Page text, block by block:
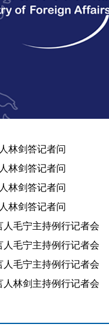
林剑答记者问
林剑答记者问
林剑答记者问
林剑答记者问
人毛宁主持例行记者会
人毛宁主持例行记者会
人毛宁主持例行记者会
人林剑主持例行记者会